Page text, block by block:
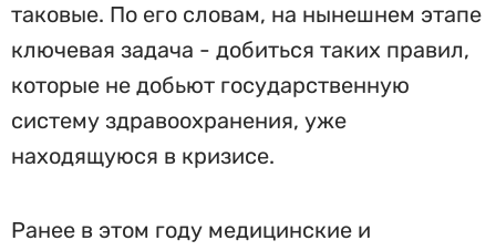
таковые. По его словам, на нынешнем этапе
ключевая задача - добиться таких правил,
которые не добьют государственную
систему здравоохранения, уже
находящуюся в кризисе.
Ранее в этом году медицинские и